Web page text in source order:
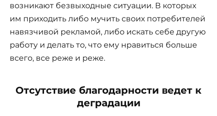
возникают безвыходные ситуации. В которых
им приходить либо мучить своих потребителей
навязчивой рекламой, либо искать себе другую
работу и делать то, что ему нравиться больше
всего, все реже и реже.
Отсутствие благодарности ведет к
деградации